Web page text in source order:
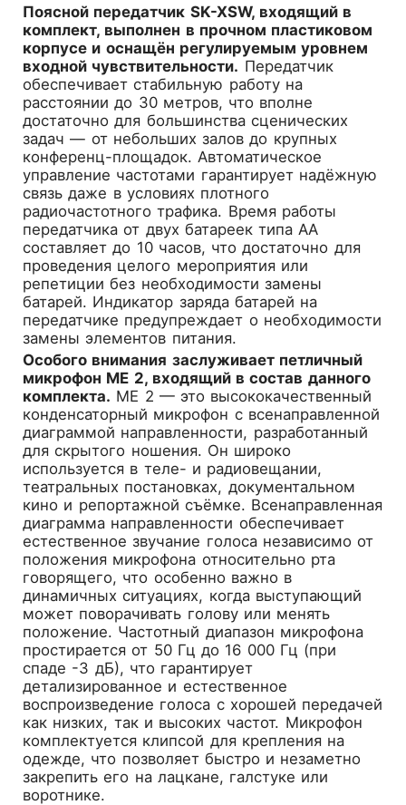
Поясной передатчик SK-XSW, входящий в
комплект, выполнен в прочном пластиковом
корпусе и оснащён регулируемым уровнем
входной чувствительности. Передатчик
обеспечивает стабильную работу на
расстоянии до 30 метров, что вполне
достаточно для большинства сценических
задач — от небольших залов до крупных
конференц-площадок. Автоматическое
управление частотами гарантирует надёжную
связь даже в условиях плотного
радиочастотного трафика. Время работы
передатчика от двух батареек типа AA
составляет до 10 часов, что достаточно для
проведения целого мероприятия или
репетиции без необходимости замены
батарей. Индикатор заряда батарей на
передатчике предупреждает о необходимости
замены элементов питания.
Особого внимания заслуживает петличный
микрофон ME 2, входящий в состав данного
комплекта. ME 2 — это высококачественный
конденсаторный микрофон с всенаправленной
диаграммой направленности, разработанный
для скрытого ношения. Он широко
используется в теле- и радиовещании,
театральных постановках, документальном
кино и репортажной съёмке. Всенаправленная
диаграмма направленности обеспечивает
естественное звучание голоса независимо от
положения микрофона относительно рта
говорящего, что особенно важно в
динамичных ситуациях, когда выступающий
может поворачивать голову или менять
положение. Частотный диапазон микрофона
простирается от 50 Гц до 16 000 Гц (при
спаде -3 дБ), что гарантирует
детализированное и естественное
воспроизведение голоса с хорошей передачей
как низких, так и высоких частот. Микрофон
комплектуется клипсой для крепления на
одежде, что позволяет быстро и незаметно
закрепить его на лацкане, галстуке или
воротнике.